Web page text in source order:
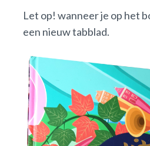
Let op! wanneer je op het
een nieuw tabblad.